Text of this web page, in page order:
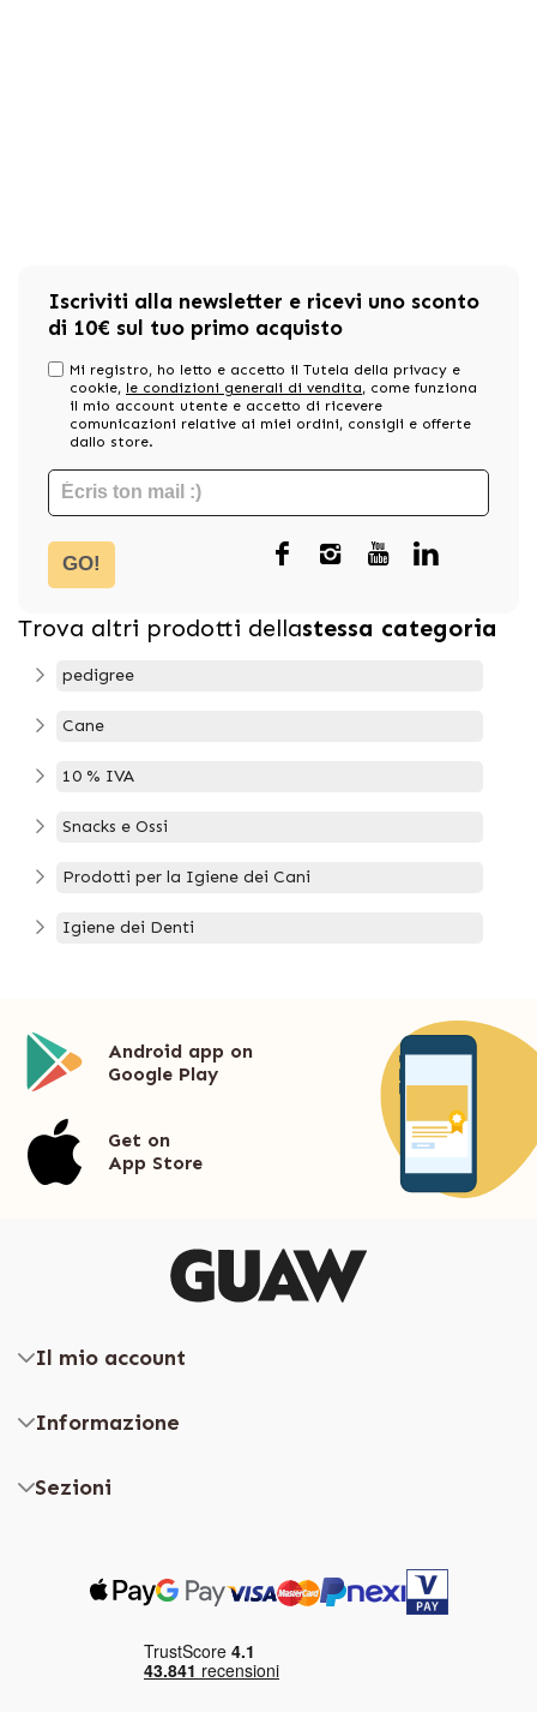
Iscriviti alla newsletter e ricevi uno sconto
di 10€ sul tuo primo acquisto
Mi registro, ho letto e accetto il Tutela della privacy e
cookie, le condizioni generali di vendita, come funziona
il mio account utente e accetto di ricevere
comunicazioni relative ai miei ordini, consigli e offerte
dallo store.
GO!
Trova altri prodotti dellastessa categoria
pedigree
Cane
10 % IVA
Snacks e Ossi
Prodotti per la Igiene dei Cani
Igiene dei Denti
Android app on
Google Play
Get on
App Store
Il mio account
Informazione
Sezioni